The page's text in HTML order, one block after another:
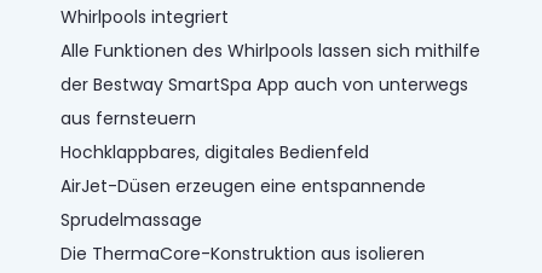
Whirlpools integriert
Alle Funktionen des Whirlpools lassen sich mithilfe
der Bestway SmartSpa App auch von unterwegs
aus fernsteuern
Hochklappbares, digitales Bedienfeld
AirJet-Düsen erzeugen eine entspannende
Sprudelmassage
Die ThermaCore-Konstruktion aus isolieren